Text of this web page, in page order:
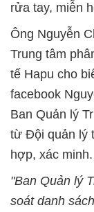
rửa tay, miễn
Ông Nguyễn
Trung tâm
tế Hapu cho
facebook
Ban Quản lý
từ Đội quản lý
hợp, xác minh.
"Ban Quản lý
soát danh